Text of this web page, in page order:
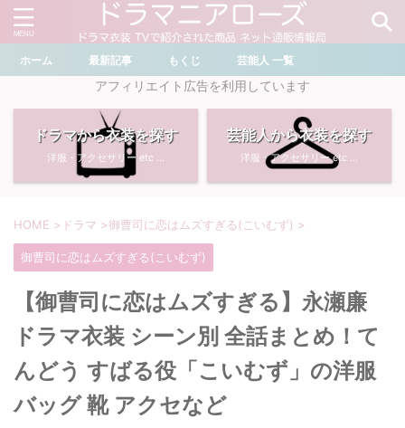
＼ ドラマ・芸能人を検索 ／
おすすめ検索ワード
川口春奈
・石原さとみ
・菜々緒
・堀田真由
多部未華子
・広瀬すず
・ 畑芽育
・わたしの宝物
ライオンの隠れ家
・サイレント
ホーム 最新記事 もくじ 芸能人 一覧
アフィリエイト広告を利用しています
ドラマから衣装を探す
洋服・アクセサリー etc ...
芸能人から衣装を探す
洋服・アクセサリー etc ...
HOME > ドラマ >御曹司に恋はムズすぎる(こいむず) >
御曹司に恋はムズすぎる(こいむず)
【御曹司に恋はムズすぎる】永瀬廉
ドラマ衣装 シーン別 全話まとめ！て
んどう すばる役「こいむず」の洋服
バッグ 靴 アクセなど